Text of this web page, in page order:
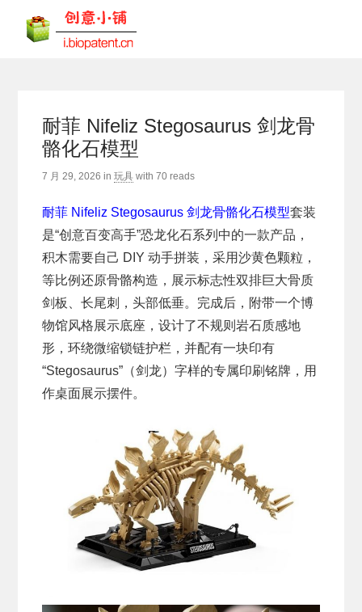
耐菲 Nifeliz Stegosaurus 剑龙骨
骼化石模型
7 月 29, 2026 in玩具 with70 reads
耐菲 Nifeliz Stegosaurus 剑龙骨骼化石模型套装
是“创意百变高手”恐龙化石系列中的一款产品，
积木需要自己 DIY 动手拼装，采用沙黄色颗粒，
等比例还原骨骼构造，展示标志性双排巨大骨质
剑板、长尾刺，头部低垂。完成后，附带一个博
物馆风格展示底座，设计了不规则岩石质感地
形，环绕微缩锁链护栏，并配有一块印有
“Stegosaurus”（剑龙）字样的专属印刷铭牌，用
作桌面展示摆件。